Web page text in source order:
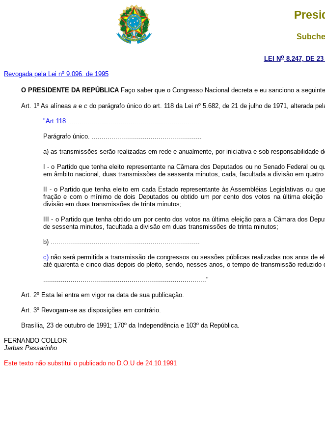
LEI No8.247, DE 23
Revogada pela Lei nº 9.096, de 1995
O PRESIDENTE DA REPÚBLICA Faço saber que o Congresso Nacional decreta e eu sanciono a
Art. 1º As alíneas a e c do parágrafo único do art. 118 da Lei nº 5.682, de 21 de julho de 1971, alterada
"Art.118 ...................................................................
Parágrafo único. ........................................................
a) as transmissões serão realizadas em rede e anualmente, por iniciativa e sob responsabilidade
I - o Partido que tenha eleito representante na Câmara dos Deputados ou no Senado Federal
em âmbito nacional, duas transmissões de sessenta minutos, cada, facultada a divisão em
II - o Partido que tenha eleito em cada Estado representante às Assembléias Legislativas ou
fração e com o mínimo de dois Deputados ou obtido um por cento dos votos na última
divisão em duas transmissões de trinta minutos;
III - o Partido que tenha obtido um por cento dos votos na última eleição para a Câmara dos
de sessenta minutos, facultada a divisão em duas transmissões de trinta minutos;
b) ............................................................................
c) não será permitida a transmissão de congressos ou sessões públicas realizadas nos anos
até quarenta e cinco dias depois do pleito, sendo, nesses anos, o tempo de transmissão reduzido
..................................................................................."
Art. 2º Esta lei entra em vigor na data de sua publicação.
Art. 3º Revogam-se as disposições em contrário.
Brasília, 23 de outubro de 1991; 170º da Independência e 103º da República.
FERNANDO COLLOR
Jarbas Passarinho
Este texto não substitui o publicado no D.O.U de 24.10.1991